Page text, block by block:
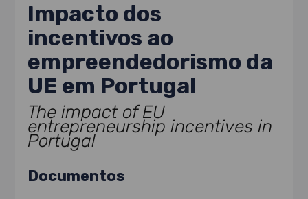
Impacto dos
incentivos ao
empreendedorismo da
UE em Portugal
The impact of EU
entrepreneurship incentives in
Portugal
Documentos